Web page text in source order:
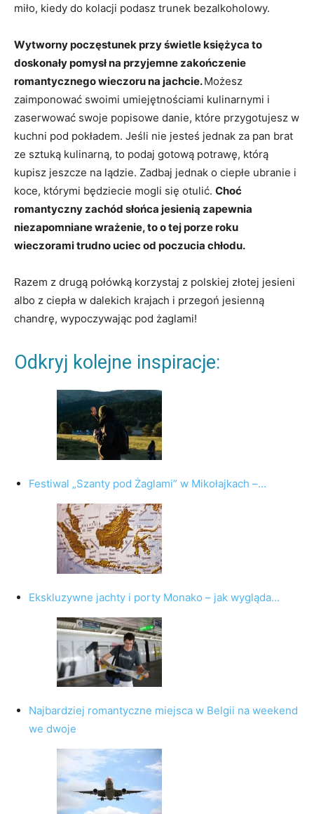
miło, kiedy do kolacji podasz trunek bezalkoholowy.
Wytworny poczęstunek przy świetle księżyca to
doskonały pomysł na przyjemne zakończenie
romantycznego wieczoru na jachcie.Możesz
zaimponować swoimi umiejętnościami kulinarnymi i
zaserwować swoje popisowe danie, które przygotujesz w
kuchni pod pokładem. Jeśli nie jesteś jednak za pan brat
ze sztuką kulinarną, to podaj gotową potrawę, którą
kupisz jeszcze na lądzie. Zadbaj jednak o ciepłe ubranie i
koce, którymi będziecie mogli się otulić. Choć
romantyczny zachód słońca jesienią zapewnia
niezapomniane wrażenie, to o tej porze roku
wieczorami trudno uciec od poczucia chłodu.
Razem z drugą połówką korzystaj z polskiej złotej jesieni
albo z ciepła w dalekich krajach i przegoń jesienną
chandrę, wypoczywając pod żaglami!
Odkryj kolejne inspiracje:
Festiwal „Szanty pod Żaglami” w Mikołajkach –…
Ekskluzywne jachty i porty Monako – jak wygląda…
Najbardziej romantyczne miejsca w Belgii na weekend
we dwoje